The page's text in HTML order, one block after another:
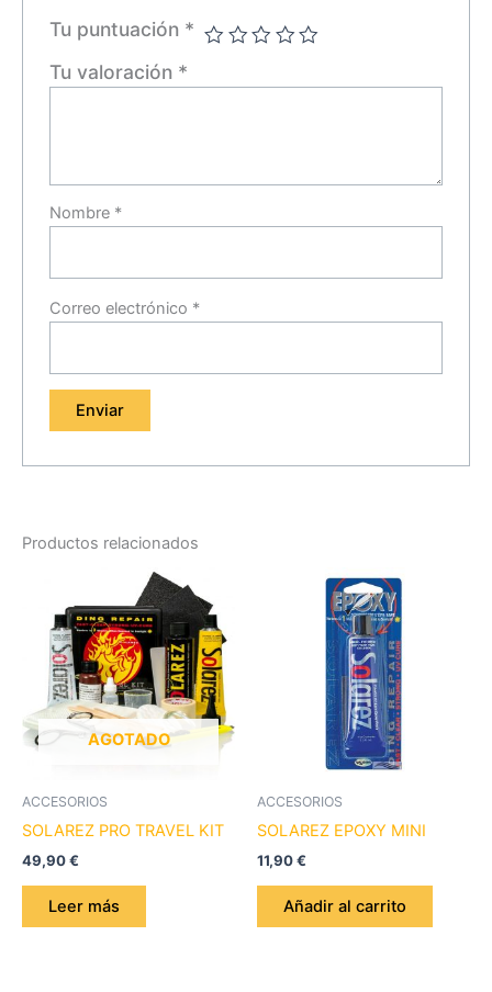
Tu puntuación *
Tu valoración *
Nombre *
Correo electrónico *
Productos relacionados
AGOTADO
ACCESORIOS
SOLAREZ PRO TRAVEL KIT
49,90€
Leer más
ACCESORIOS
SOLAREZ EPOXY MINI
11,90€
Añadir al carrito